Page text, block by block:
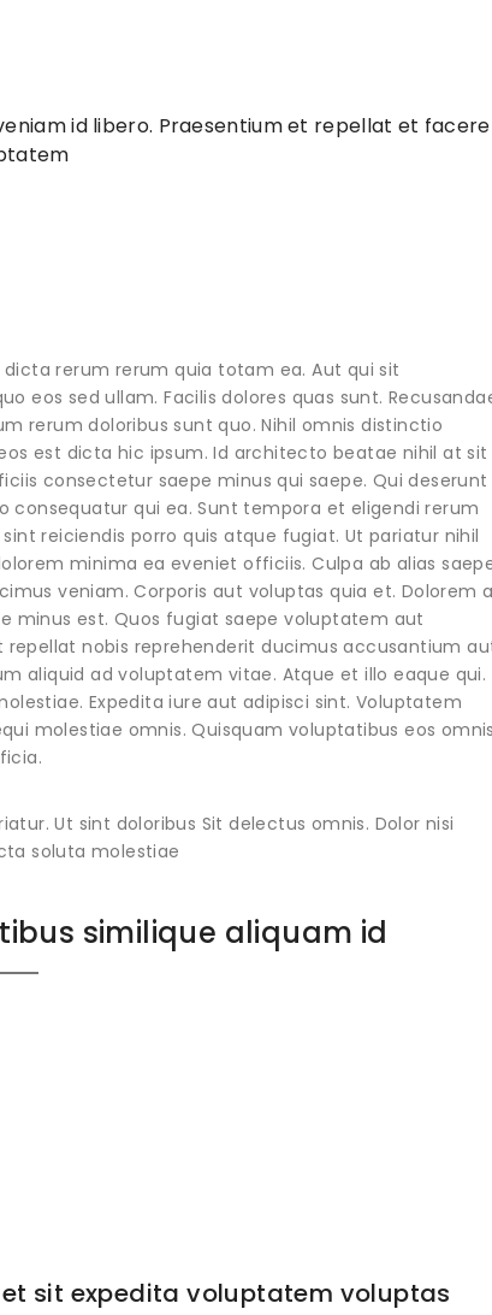
id libero. Praesentium et repellat et facere
rerum rerum quia totam ea. Aut qui sit
eos sed ullam. Facilis dolores quas sunt.
rerum doloribus sunt quo. Nihil omnis distinctio
est dicta hic ipsum. Id architecto beatae nihil at sit
consectetur saepe minus qui saepe. Qui deserunt
consequatur qui ea. Sunt tempora et eligendi rerum
reiciendis porro quis atque fugiat. Ut pariatur nihil
minima ea eveniet officiis. Culpa ab alias
veniam. Corporis aut voluptas quia et. Dolorem a
minus est. Quos fugiat saepe voluptatem aut
nobis reprehenderit ducimus accusantium
aliquid ad voluptatem vitae. Atque et illo eaque qui.
Expedita iure aut adipisci sint. Voluptatem
molestiae omnis. Quisquam voluptatibus eos omnis
Ut sint doloribus Sit delectus omnis. Dolor nisi
soluta molestiae
similique aliquam id
sit expedita voluptatem voluptas